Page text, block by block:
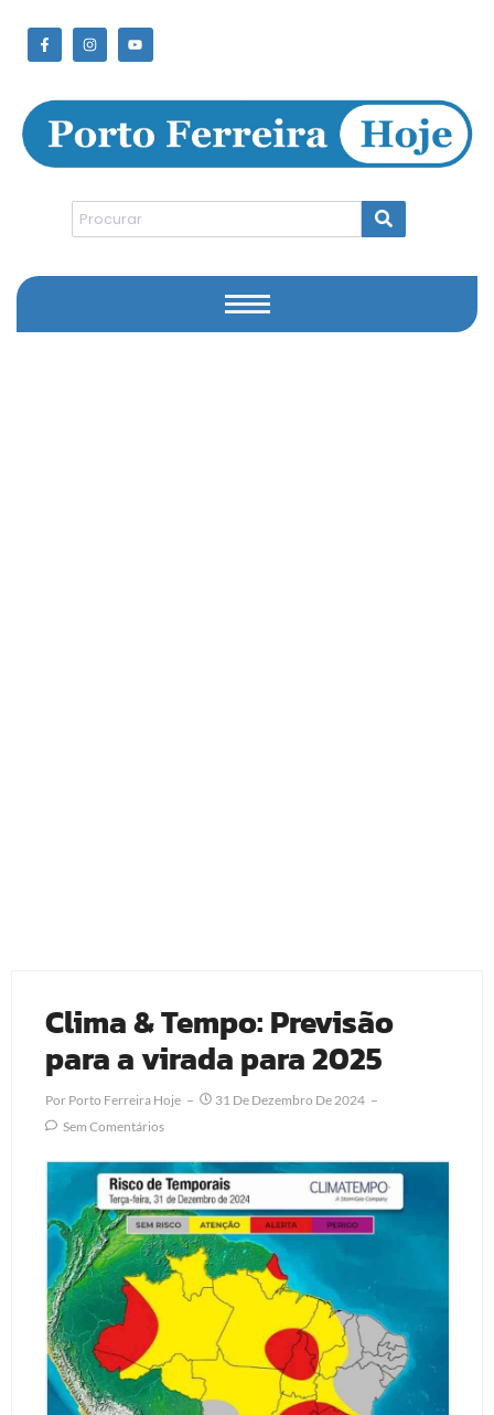
Clima & Tempo: Previsão
para a virada para 2025
Por Porto Ferreira Hoje
31 De Dezembro De 2024
Sem Comentários